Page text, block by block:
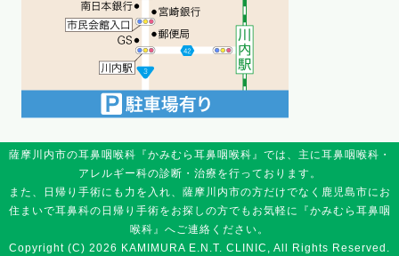
薩摩川内市の耳鼻咽喉科『かみむら耳鼻咽喉科』では、主に耳鼻咽喉科・
アレルギー科の診断・治療を行っております。
また、日帰り手術にも力を入れ、薩摩川内市の方だけでなく鹿児島市にお
住まいで耳鼻科の日帰り手術をお探しの方でもお気軽に『かみむら耳鼻咽
喉科』へご連絡ください。
Copyright (C) 2026 KAMIMURA E.N.T. CLINIC, All Rights Reserved.